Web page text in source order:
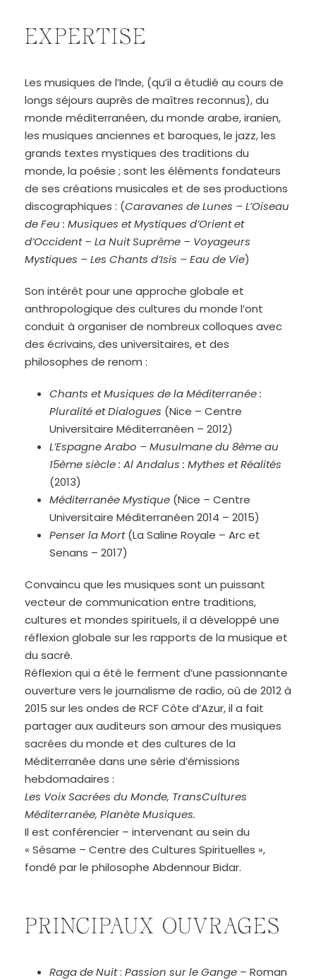
EXPERTISE
Les musiques de l’Inde, (qu’il a étudié au cours de
longs séjours auprès de maîtres reconnus), du
monde méditerranéen, du monde arabe, iranien,
les musiques anciennes et baroques, le jazz, les
grands textes mystiques des traditions du
monde, la poésie ; sont les éléments fondateurs
de ses créations musicales et de ses productions
discographiques : (Caravanes de Lunes – L’Oiseau
de Feu : Musiques et Mystiques d’Orient et
d’Occident – La Nuit Suprême – Voyageurs
Mystiques – Les Chants d’Isis – Eau de Vie)
Son intérêt pour une approche globale et
anthropologique des cultures du monde l’ont
conduit à organiser de nombreux colloques avec
des écrivains, des universitaires, et des
philosophes de renom :
Chants et Musiques de la Méditerranée :
Pluralité et Dialogues (Nice – Centre
Universitaire Méditerranéen – 2012)
L’Espagne Arabo – Musulmane du 8ème au
15ème siècle : Al Andalus : Mythes et Réalités
(2013)
Méditerranée Mystique (Nice – Centre
Universitaire Méditerranéen 2014 – 2015)
Penser la Mort(La Saline Royale – Arc et
Senans – 2017)
Convaincu que les musiques sont un puissant
vecteur de communication entre traditions,
cultures et mondes spirituels, il a développé une
réflexion globale sur les rapports de la musique et
du sacré.
Réflexion qui a été le ferment d’une passionnante
ouverture vers le journalisme de radio, où de 2012 à
2015 sur les ondes de RCF Côte d’Azur, il a fait
partager aux auditeurs son amour des musiques
sacrées du monde et des cultures de la
Méditerranée dans une série d’émissions
hebdomadaires :
Les Voix Sacrées du Monde, TransCultures
Méditerranée, Planète Musiques.
Il est conférencier – intervenant au sein du
« Sésame – Centre des Cultures Spirituelles »,
fondé par le philosophe Abdennour Bidar.
PRINCIPAUX OUVRAGES
Raga de Nuit: Passion sur le Gange – Roman